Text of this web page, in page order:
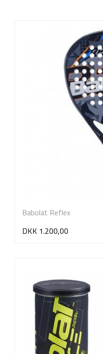
Babolat Reflex
DKK 1.200,00